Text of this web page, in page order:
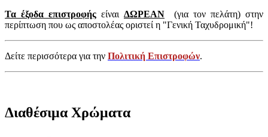
Τα έξοδα επιστροφής είναι ΔΩΡΕΑΝ (για τον πελάτη) στην
περίπτωση που ως αποστολέας οριστεί η "Γενική Ταχυδρομική"!
Δείτε περισσότερα για την Πολιτική Επιστροφών.
Διαθέσιμα Χρώματα